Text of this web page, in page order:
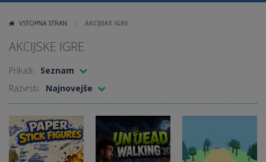
VSTOPNA STRAN / AKCIJSKE IGRE
AKCIJSKE IGRE
Prikaži:
Seznam
Razvrsti:
Najnovejše